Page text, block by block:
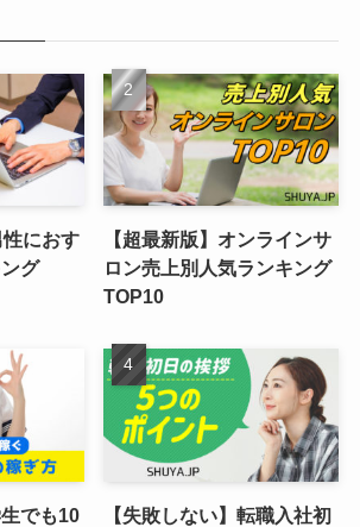
性におす
グ
【超最新版】オンラインサ
ロン売上別人気ランキング
TOP10
でも10
【失敗しない】転職入社初